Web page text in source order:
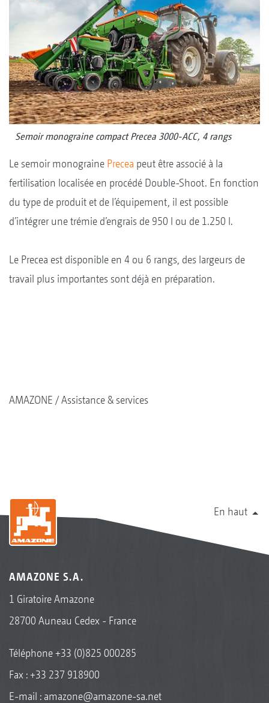
Semoir monograine compact Precea 3000-ACC, 4 rangs
Le semoir monograine Precea peut être associé à la
fertilisation localisée en procédé Double-Shoot. En fonction
du type de produit et de l’équipement, il est possible
d’intégrer une trémie d’engrais de 950 l ou de 1.250 l.
Le Precea est disponible en 4 ou 6 rangs, des largeurs de
travail plus importantes sont déjà en préparation.
AMAZONE Assistance & services
En haut
AMAZONE S.A.
1 Giratoire Amazone
28700 Auneau Cedex - France
Téléphone+33 (0)825 000285
Fax : +33 237 918900
E-mail : amazone@amazone-sa.net